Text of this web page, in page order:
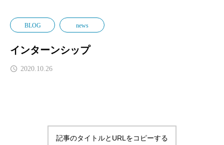
BLOG news
インターンシップ
2020.10.26
記事のタイトルとURLをコピーする